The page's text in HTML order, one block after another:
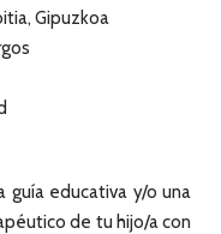
Gipuzkoa
guía educativa y/o una
de tu hijo/a con